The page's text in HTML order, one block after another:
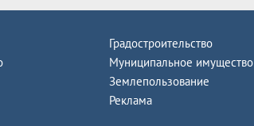
Градостроительство
Муниципальное имущество
Землепользование
Реклама